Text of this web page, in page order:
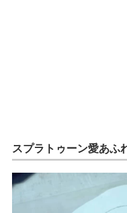
ちょっと気になるネットの話
スプラトゥーン愛あふ